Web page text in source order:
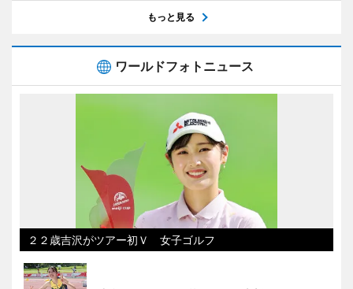
もっと見る
ワールドフォトニュース
２２歳吉沢がツアー初Ｖ 女子ゴルフ